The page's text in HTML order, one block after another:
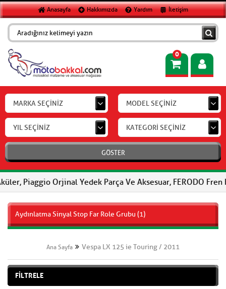
Anasayfa Hakkımızda Yardım İletişim
0
MARKA SEÇİNİZ MODEL SEÇİNİZ
YIL SEÇİNİZ KATEGORİ SEÇİNİZ
GÖSTER
Orjinal Yedek Parça Ve Aksesuar, FERODO Fren
Aydınlatma Sinyal Stop Far Role Grubu (1)
Ana Sayfa Vespa LX 125 ie Touring / 2011
FİLTRELE